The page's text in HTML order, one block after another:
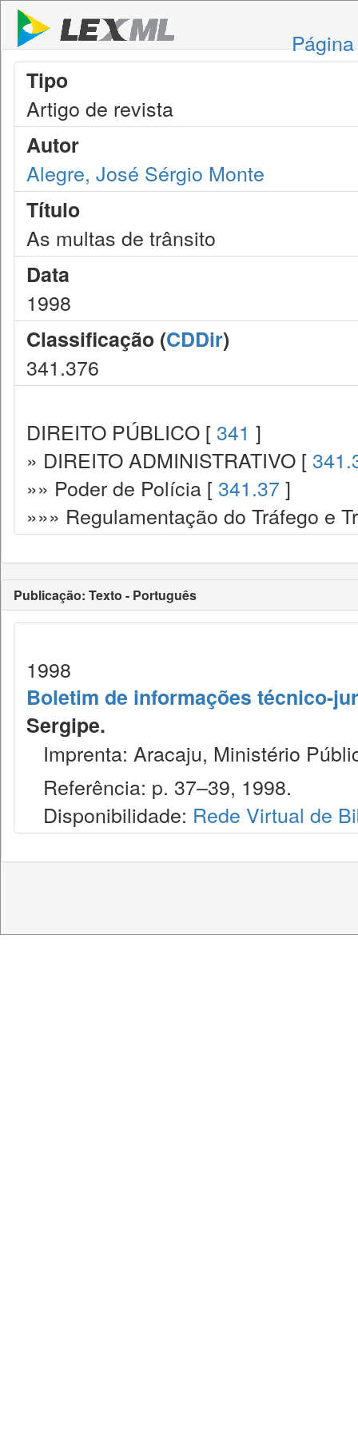
Tipo
Artigo de revista
Autor
Alegre, José Sérgio Monte
Título
As multas de trânsito
Data
1998
Classificação (CDDir)
341.376
DIREITO PÚBLICO [ 341 ]
» DIREITO ADMINISTRATIVO [
»» Poder de Polícia [ 341.37 ]
»»» Regulamentação do Tráfego e
Publicação: Texto - Português
1998
Boletim de informações técnico-
Sergipe.
Imprenta: Aracaju, Ministério
Referência: p. 37–39, 1998.
Disponibilidade: Rede Virtual de